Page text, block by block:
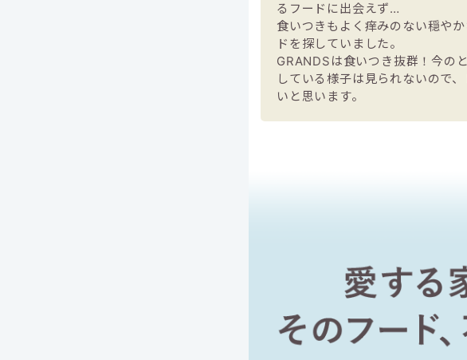
るフードに出会えず…
食いつきもよく痒みのない穏や
ドを探していました。
GRANDSは食いつき抜群！今の
している様子は見られないので
いと思います。